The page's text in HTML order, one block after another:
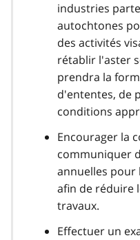
industries
autochtones
des activités
rétablir l'aster
prendra la
d'ententes, de
conditions
Encourager la
communiquer
annuelles pour
afin de réduire
travaux.
Effectuer un